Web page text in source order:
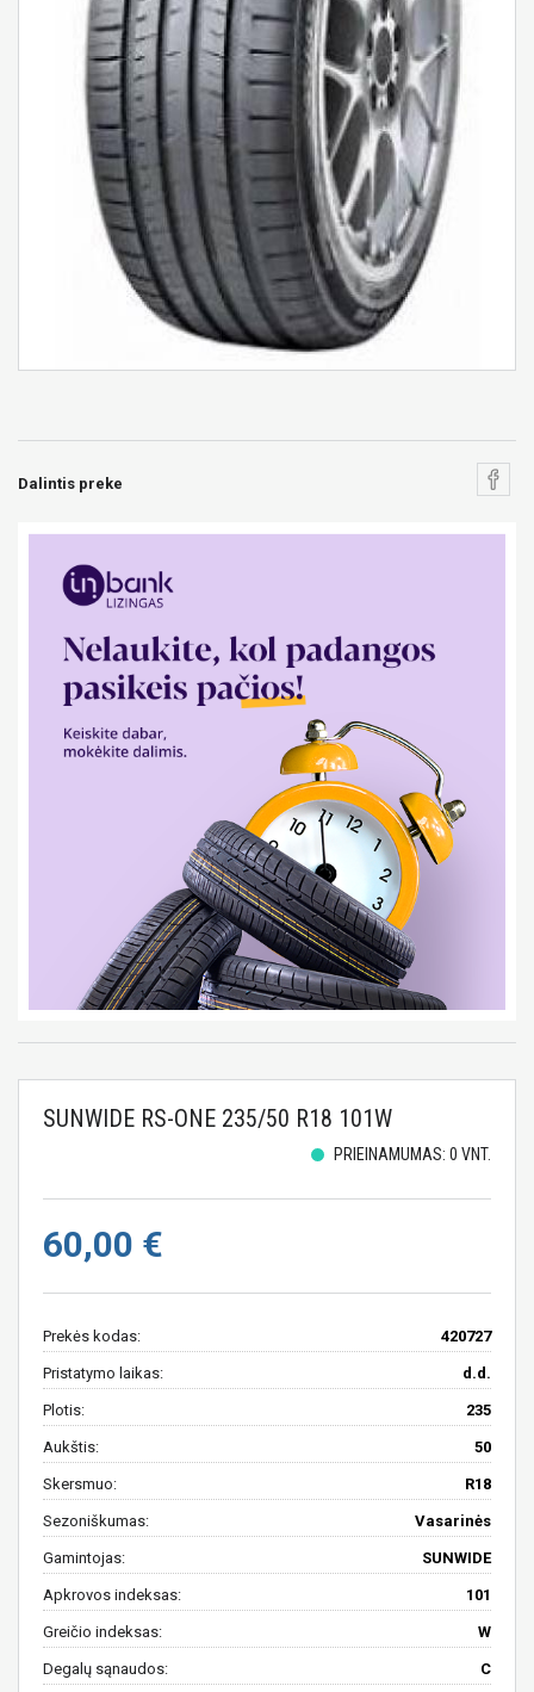
Dalintis preke
SUNWIDE RS-ONE 235/50 R18 101W
PRIEINAMUMAS: 0 VNT.
60,00 €
Prekės kodas: 420727
Pristatymo laikas: d.d.
Plotis: 235
Aukštis: 50
Skersmuo: R18
Sezoniškumas: Vasarinės
Gamintojas: SUNWIDE
Apkrovos indeksas: 101
Greičio indeksas: W
Degalų sąnaudos: C